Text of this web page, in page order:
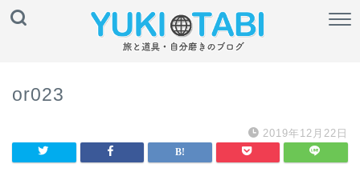
or023
2019年12月22日